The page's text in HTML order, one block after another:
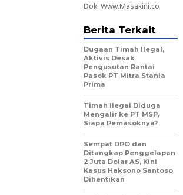
Dok. Www.Masakini.co
Berita Terkait
Dugaan Timah Ilegal,
Aktivis Desak
Pengusutan Rantai
Pasok PT Mitra Stania
Prima
Timah Ilegal Diduga
Mengalir ke PT MSP,
Siapa Pemasoknya?
Sempat DPO dan
Ditangkap Penggelapan
2 Juta Dolar AS, Kini
Kasus Haksono Santoso
Dihentikan